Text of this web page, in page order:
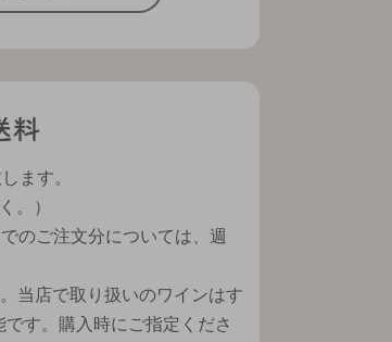
ます。
。）
のご注文分については、週
当店で取り扱いのワインはす
す。購入時にご指定くださ